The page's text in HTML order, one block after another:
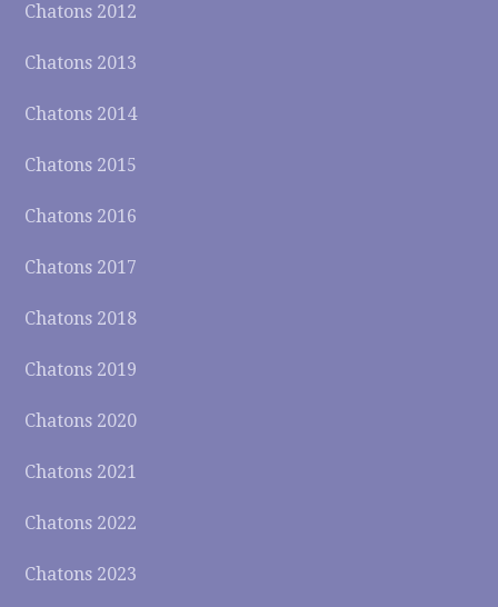
Chatons 2012
Chatons 2013
Chatons 2014
Chatons 2015
Chatons 2016
Chatons 2017
Chatons 2018
Chatons 2019
Chatons 2020
Chatons 2021
Chatons 2022
Chatons 2023